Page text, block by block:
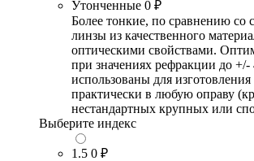
Утонченные 0 ₽
Более тонкие, по сравнению со
линзы из качественного
оптическими свойствами.
при значениях рефракции до
использованы для изготовления
практически в любую оправу
нестандартных крупных или
Выберите индекс
1.5 0 ₽